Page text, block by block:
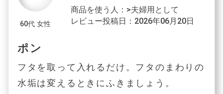
60代 女性
商品を使う人：>夫婦用として
レビュー投稿日：2026年06月20日
ポン
フタを取って入れるだけ。フタのまわりの
水垢は変えるときにふきましょう。